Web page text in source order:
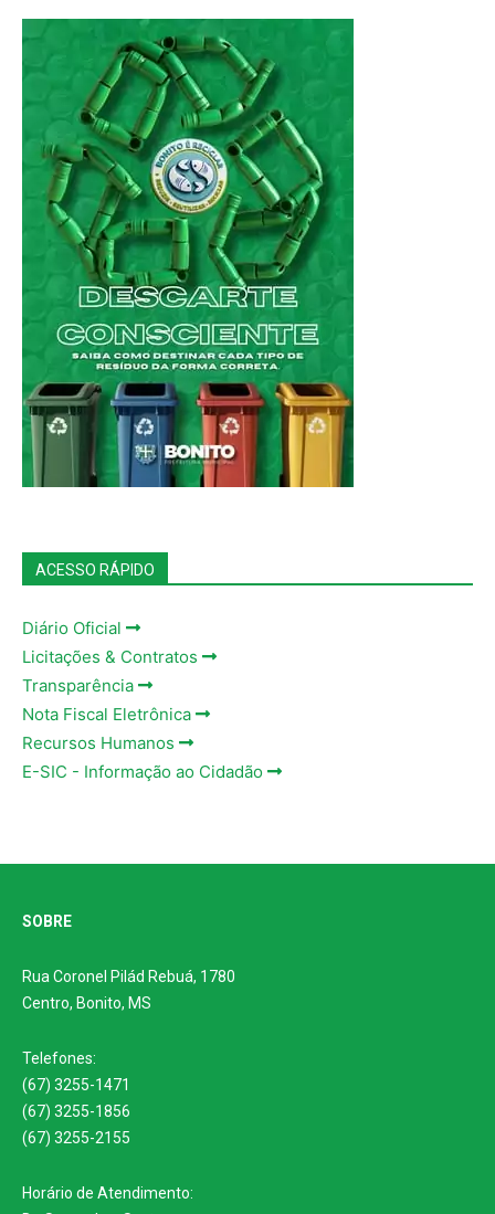
ACESSO RÁPIDO
Diário Oficial
Licitações & Contratos
Transparência
Nota Fiscal Eletrônica
Recursos Humanos
E-SIC - Informação ao Cidadão
SOBRE
Rua Coronel Pilád Rebuá, 1780
Centro, Bonito, MS
Telefones:
(67) 3255-1471
(67) 3255-1856
(67) 3255-2155
Horário de Atendimento: